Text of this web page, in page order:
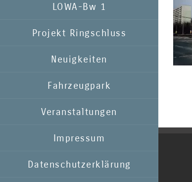
LOWA-Bw 1
Projekt Ringschluss
Neuigkeiten
Fahrzeugpark
Veranstaltungen
Impressum
Datenschutzerklärung